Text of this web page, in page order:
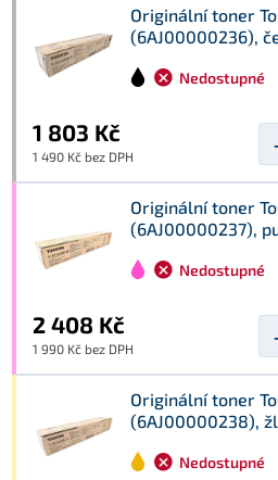
Originální toner
(6AJ00000236),
Nedostupné
1 803 Kč
1 490 Kč bez DPH
Originální toner
(6AJ00000237),
Nedostupné
2 408 Kč
1 990 Kč bez DPH
Originální toner
(6AJ00000238),
Nedostupné